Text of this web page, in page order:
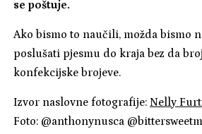
se poštuje.
Ako bismo to naučili, možda bismo
poslušati pjesmu do kraja bez da
konfekcijske brojeve.
Izvor naslovne fotografije: Nelly
Foto: @anthonynusca